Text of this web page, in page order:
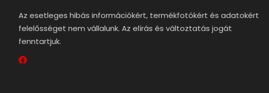
Az esetleges hibás információkért, termékfotókért és adatokért
felelősséget nem vállalunk. Az elírás és változtatás jogát
fenntartjuk.